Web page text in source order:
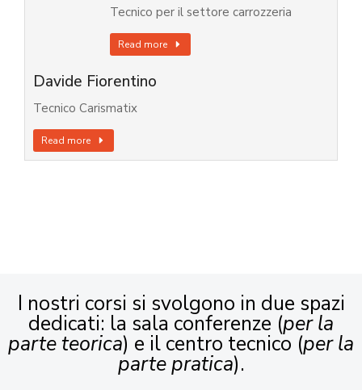
Tecnico per il settore carrozzeria
Read more
Davide Fiorentino
Tecnico Carismatix
Read more
I nostri corsi si svolgono in due spazi
dedicati: la sala conferenze (per la
parte teorica) e il centro tecnico (per la
parte pratica).